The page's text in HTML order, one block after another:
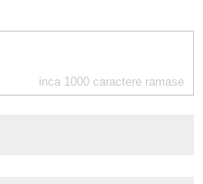
inca 1000 caractere ramase